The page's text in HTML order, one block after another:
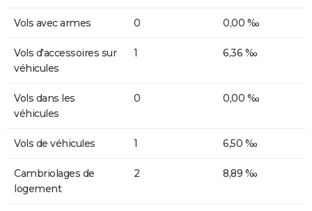
Vols avec armes 0 0,00 ‰
Vols d'accessoires sur
véhicules
1 6,36 ‰
Vols dans les
véhicules
0 0,00 ‰
Vols de véhicules 1 6,50 ‰
Cambriolages de
logement
2 8,89 ‰